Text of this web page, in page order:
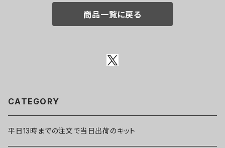
商品一覧に戻る
CATEGORY
平日13時までの注文で当日出荷のキット